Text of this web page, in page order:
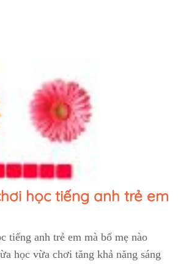
học tiếng anh trẻ em
tiếng anh trẻ em mà bố mẹ nào
học vừa chơi tăng khả năng sáng